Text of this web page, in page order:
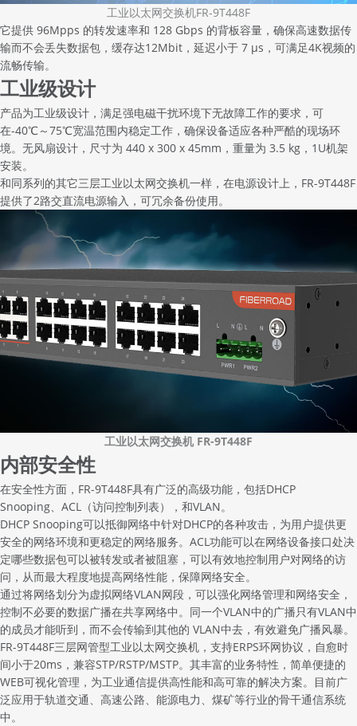
工业以太网交换机FR-9T448F
它提供 96Mpps 的转发速率和 128 Gbps 的背板容量，确保高速数据传
输而不会丢失数据包，缓存达12Mbit，延迟小于 7 μs，可满足4K视频的
流畅传输。
工业级设计
产品为工业级设计，满足强电磁干扰环境下无故障工作的要求，可
在-40℃～75℃宽温范围内稳定工作，确保设备适应各种严酷的现场环
境。无风扇设计，尺寸为 440 x 300 x 45mm，重量为 3.5 kg，1U机架
安装。
和同系列的其它三层工业以太网交换机一样，在电源设计上，FR-9T448F
提供了2路交直流电源输入，可冗余备份使用。
工业以太网交换机 FR-9T448F
内部安全性
在安全性方面，FR-9T448F具有广泛的高级功能，包括DHCP
Snooping、ACL（访问控制列表），和VLAN。
DHCP Snooping可以抵御网络中针对DHCP的各种攻击，为用户提供更
安全的网络环境和更稳定的网络服务。ACL功能可以在网络设备接口处决
定哪些数据包可以被转发或者被阻塞，可以有效地控制用户对网络的访
问，从而最大程度地提高网络性能，保障网络安全。
通过将网络划分为虚拟网络VLAN网段，可以强化网络管理和网络安全，
控制不必要的数据广播在共享网络中。同一个VLAN中的广播只有VLAN中
的成员才能听到，而不会传输到其他的 VLAN中去，有效避免广播风暴。
FR-9T448F三层网管型工业以太网交换机 ，支持ERPS环网协议，自愈时
间小于20ms，兼容STP/RSTP/MSTP。其丰富的业务特性，简单便捷的
WEB可视化管理，为工业通信提供高性能和高可靠的解决方案。目前广
泛应用于轨道交通、高速公路、能源电力、煤矿等行业的骨干通信系统
中。